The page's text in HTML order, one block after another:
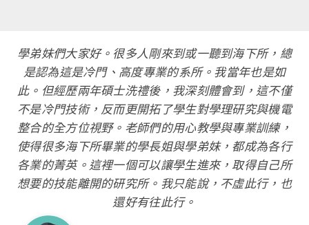
學弟妹們大家好。很多人剛來到或一聽到海下所，總
是認為這是冷門、高度專業的系所。我當年也是如
此。但經歷兩年碩士洗禮後，我深刻體會到，這不僅
不是冷門技術，反而更開拓了學生對學理研究與機電
整合的全方位視野。老師們的用心教學與專業訓練，
使得很多海下所畢業的學長姐與學弟妹，都成為各行
各業的菁英。這裡一個可以讓學生進來，取得自己所
想要的技能離開的研究所。我只能說，不虛此行，也
還好有往此行。